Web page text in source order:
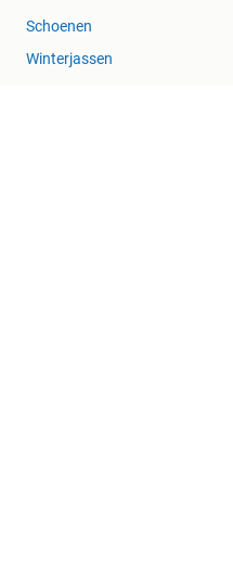
Schoenen
Winterjassen